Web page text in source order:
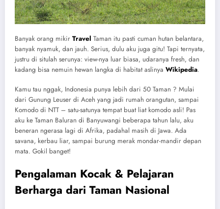
Banyak orang mikir Travel Taman itu pasti cuman hutan belantara,
banyak nyamuk, dan jauh. Serius, dulu aku juga gitu! Tapi ternyata,
justru di situlah serunya: view-nya luar biasa, udaranya fresh, dan
kadang bisa nemuin hewan langka di habitat aslinya Wikipedia.
Kamu tau nggak, Indonesia punya lebih dari 50 Taman ? Mulai
dari Gunung Leuser di Aceh yang jadi rumah orangutan, sampai
Komodo di NTT – satu-satunya tempat buat liat komodo asli! Pas
aku ke Taman Baluran di Banyuwangi beberapa tahun lalu, aku
beneran ngerasa lagi di Afrika, padahal masih di Jawa. Ada
savana, kerbau liar, sampai burung merak mondar-mandir depan
mata. Gokil banget!
Pengalaman Kocak & Pelajaran
Berharga dari Taman Nasional